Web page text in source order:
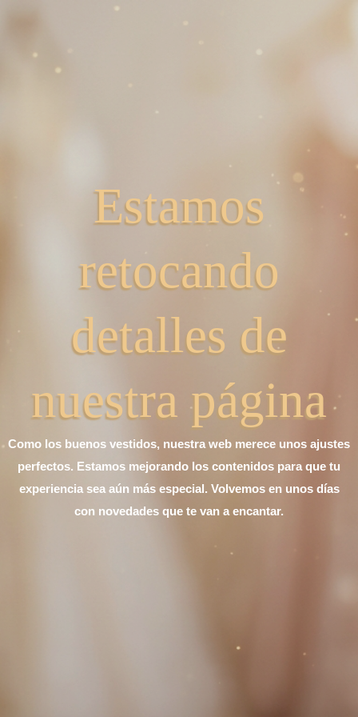
Estamos
retocando
detalles de
nuestra página
Como los buenos vestidos, nuestra web merece unos ajustes
perfectos. Estamos mejorando los contenidos para que tu
experiencia sea aún más especial. Volvemos en unos días
con novedades que te van a encantar.